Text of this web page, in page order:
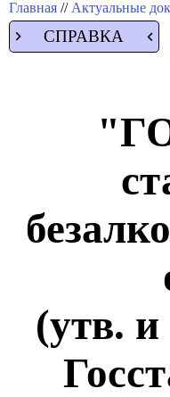
Главная // Актуальные
СПРАВКА
(утв.